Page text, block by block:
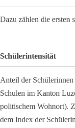
Dazu zählen die ersten
Schülerintensität
Anteil der
Schulen im Kanton
politischem Wohnort).
dem Index der